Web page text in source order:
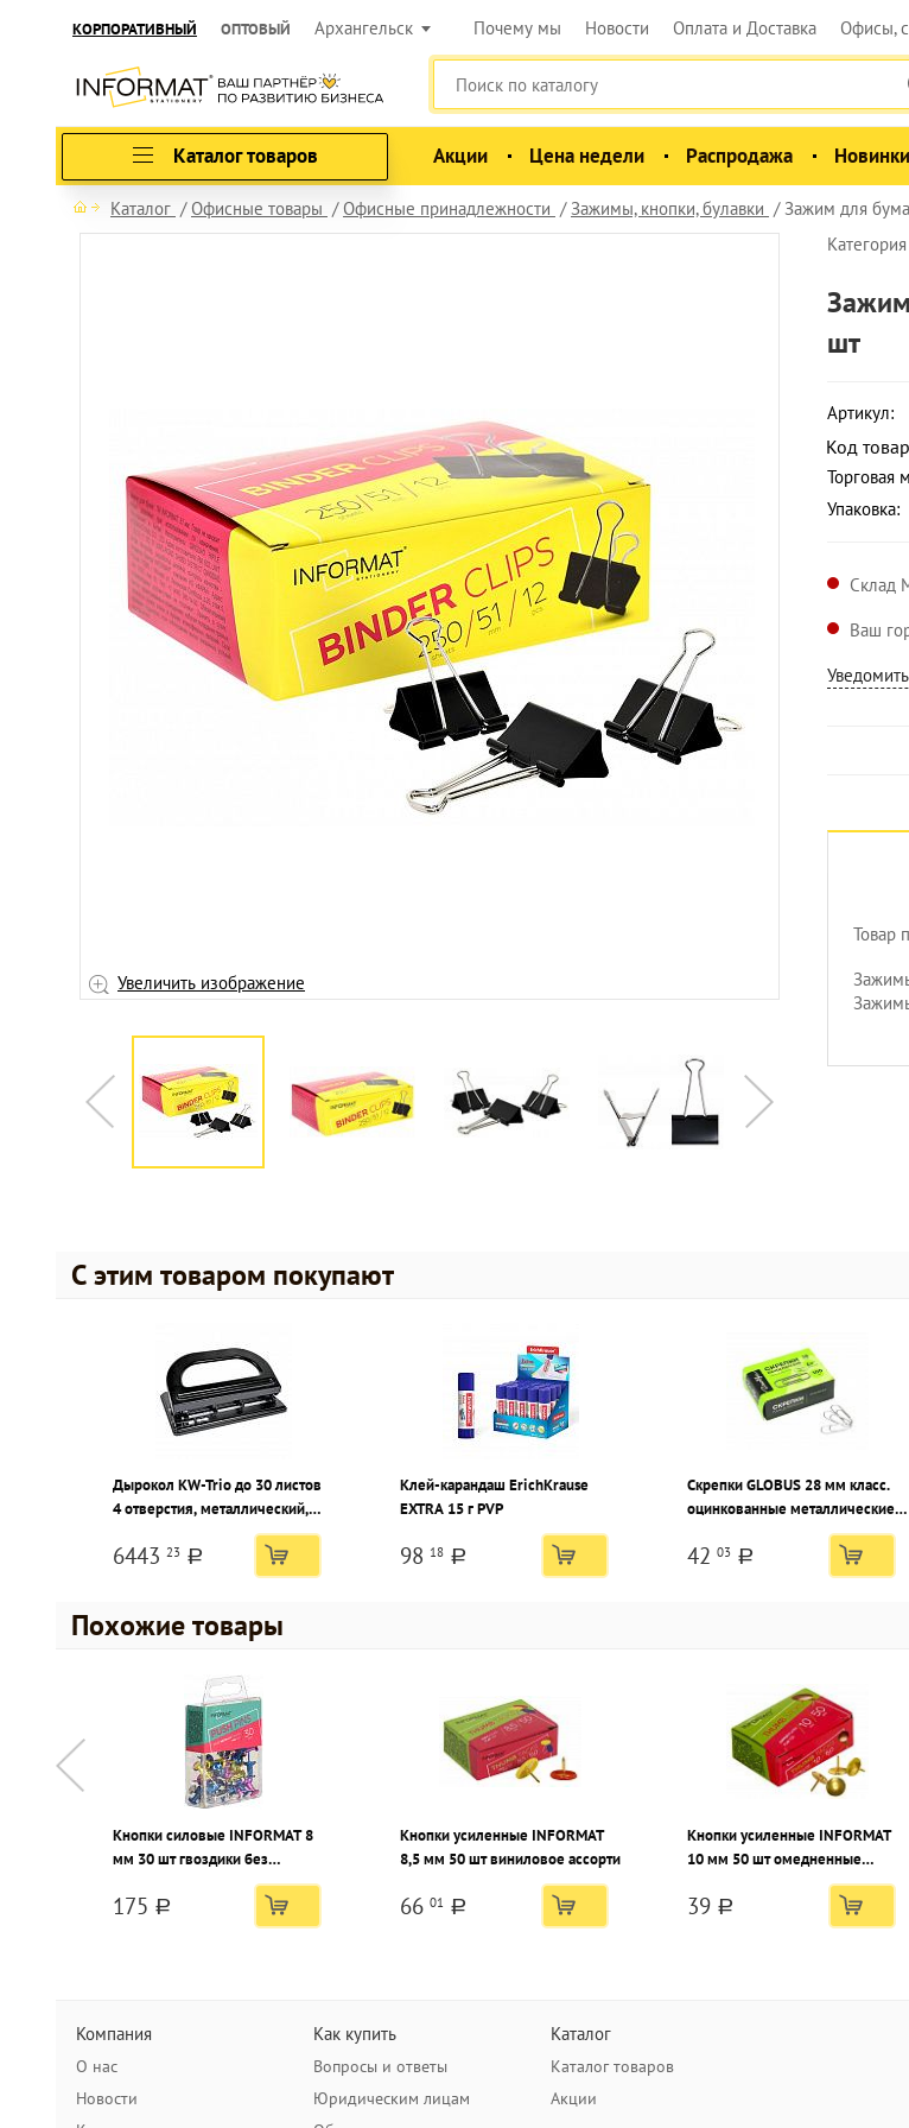
КОРПОРАТИВНЫЙ ОПТОВЫЙ Архангельск Почему мы Новости Оплата и Доставка Офисы,
Каталог товаров Акции Цена недели Распродажа Новинки
Каталог Офисные товары Офисные принадлежности Зажимы, кнопки, булавки Зажим для
Увеличить изображение Увеличить
шт
Артикул:
Код
Торговая
Упаковка:
Склад
Ваш
Товар
С этим товаром покупают
Дырокол KW-Trio до 30 листов
4 отверстия, металлический,
черный с линейкой форматов
6443 23 a
Клей-карандаш ErichKrause
EXTRA 15 г PVP
98 18 a
Скрепки GLOBUS 28 мм класс.
оцинкованные металлические,
картонная упаковка 100 шт
42 03 a
Похожие товары
Кнопки силовые INFORMAT 8
мм 30 шт гвоздики без
покрытия ассорти металлик
175 a
Кнопки усиленные INFORMAT
8,5 мм 50 шт виниловое ассорти
66 01 a
Кнопки усиленные INFORMAT
10 мм 50 шт омедненные
39 a
Компания
О нас
Новости
Как купить
Вопросы и ответы
Юридическим лицам
Каталог
Каталог товаров
Акции